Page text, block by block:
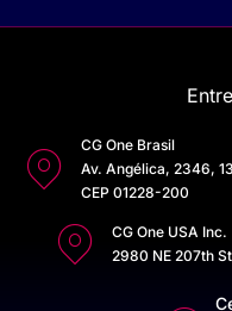
CG One Brasil
Av. Angélica, 2346,
CEP 01228-200
CG One USA Inc.
2980 NE 207th